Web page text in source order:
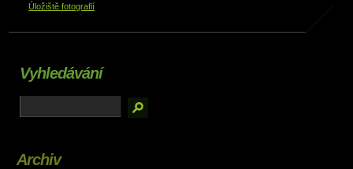
Úložiště fotografií
Vyhledávání
Archiv